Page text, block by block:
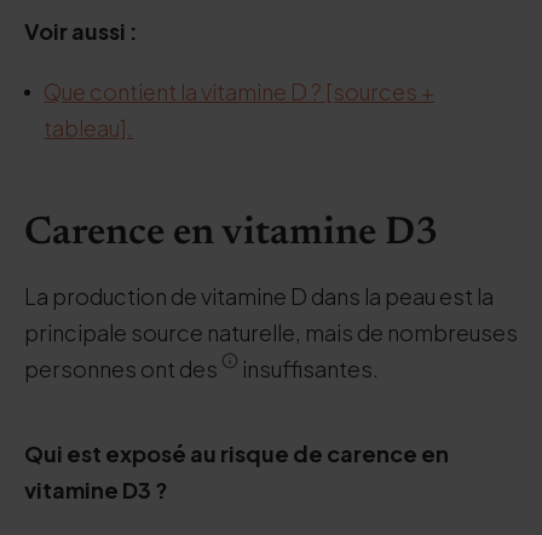
Voir aussi :
Que contient la vitamine D ? [sources +
tableau].
Carence en vitamine D3
La production de vitamine D dans la peau est la
principale source naturelle, mais de nombreuses
personnes ont des
insuffisantes.
Qui est exposé au risque de carence en
vitamine D3 ?